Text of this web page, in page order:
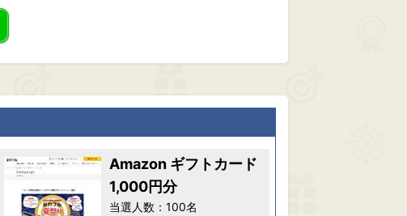
Amazon ギフトカード
1,000円分
当選人数：100名